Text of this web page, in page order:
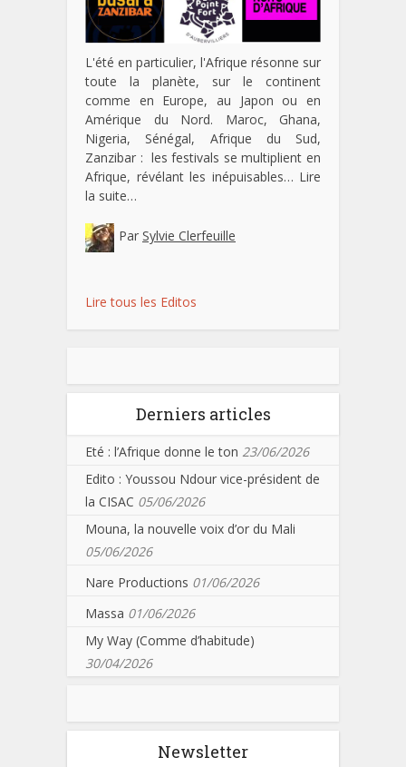
L'été en particulier, l'Afrique résonne sur
toute la planète, sur le continent
comme en Europe, au Japon ou en
Amérique du Nord. Maroc, Ghana,
Nigeria, Sénégal, Afrique du Sud,
Zanzibar : les festivals se multiplient en
Afrique, révélant les inépuisables… Lire
la suite…
Par Sylvie Clerfeuille
Lire tous les Editos
Derniers articles
Eté : l’Afrique donne le ton 23/06/2026
Edito : Youssou Ndour vice-président de
la CISAC 05/06/2026
Mouna, la nouvelle voix d’or du Mali
05/06/2026
Nare Productions 01/06/2026
Massa 01/06/2026
My Way (Comme d’habitude)
30/04/2026
Newsletter